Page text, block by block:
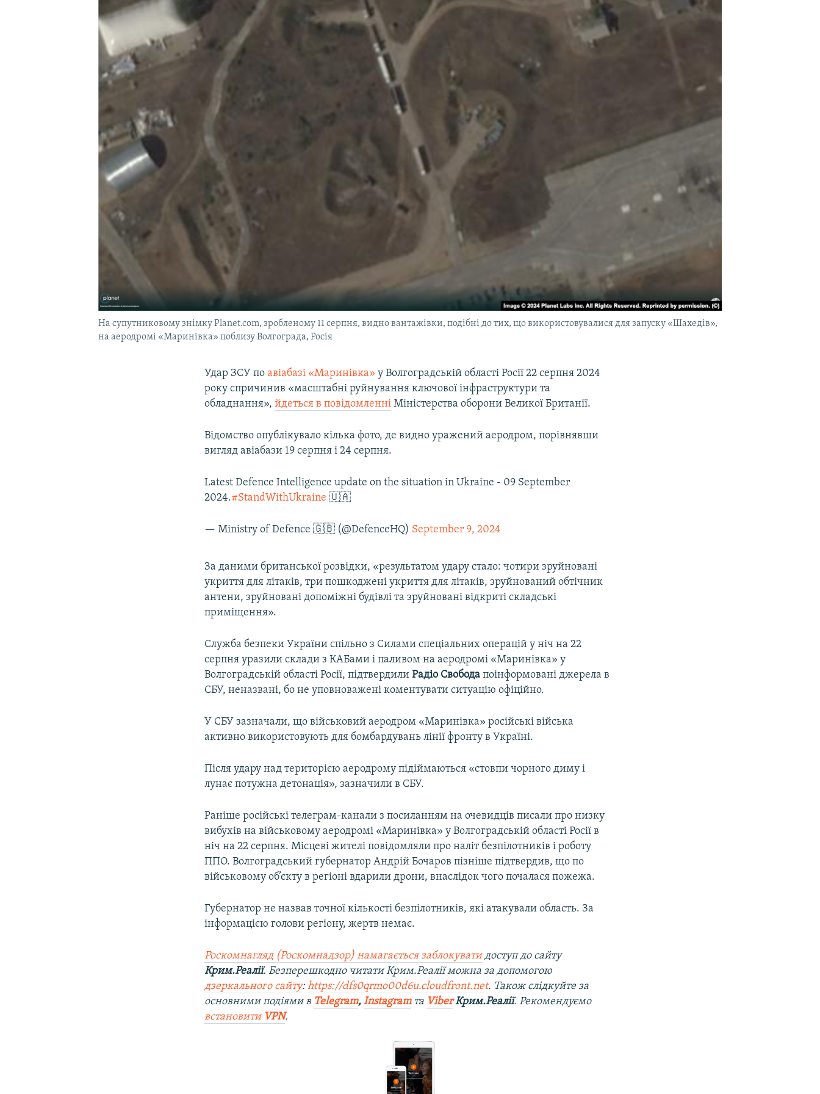
УКРАЇНСЬКА ПРОБЛЕМА КРИМУ
На супутниковому знімку Planet.com, зробленому 11 серпня, видно вантажівки, подібні до тих, що використовувалися для запуску «Шахедів»,
на аеродромі «Маринівка» поблизу Волгограда, Росія
Удар ЗСУ поавіабазі «Маринівка» у Волгоградській області Росії 22 серпня 2024
року спричинив «масштабні руйнування ключової інфраструктури та
обладнання»,йдеться в повідомленні Міністерства оборони Великої Британії.
Відомство опублікувало кілька фото, де видно уражений аеродром, порівнявши
вигляд авіабази 19 серпня і 24 серпня.
Latest Defence Intelligence update on the situation in Ukraine - 09 September
2024.#StandWithUkraine 🇺🇦
— Ministry of Defence 🇬🇧 (@DefenceHQ) September 9, 2024
За даними британської розвідки, «результатом удару стало: чотири зруйновані
укриття для літаків, три пошкоджені укриття для літаків, зруйнований обтічник
антени, зруйновані допоміжні будівлі та зруйновані відкриті складські
приміщення».
Служба безпеки України спільно з Силами спеціальних операцій у ніч на 22
серпня уразили склади з КАБами і паливом на аеродромі «Маринівка» у
Волгоградській області Росії, підтвердилиРадіо Свободапоінформовані джерела в
СБУ, неназвані, бо не уповноважені коментувати ситуацію офіційно.
У СБУ зазначали, що військовий аеродром «Маринівка» російські війська
активно використовують для бомбардувань лінії фронту в Україні.
Після удару над територією аеродрому підіймаються «стовпи чорного диму і
лунає потужна детонація», зазначили в СБУ.
Раніше російські телеграм-канали з посиланням на очевидців писали про низку
вибухів на військовому аеродромі «Маринівка» у Волгоградській області Росії в
ніч на 22 серпня. Місцеві жителі повідомляли про наліт безпілотників і роботу
ППО. Волгоградський губернатор Андрій Бочаров пізніше підтвердив, що по
військовому об’єкту в регіоні вдарили дрони, внаслідок чого почалася пожежа.
Губернатор не назвав точної кількості безпілотників, які атакували область. За
інформацією голови регіону, жертв немає.
Роскомнагляд (Роскомнадзор) намагається заблокуватидоступ до сайту
Крим.Реалії. Безперешкодно читати Крим.Реалії можна за допомогою
дзеркального сайту:https://dfs0qrmo00d6u.cloudfront.net. Також слідкуйте за
основними подіями в Telegram,Instagramта ViberКрим.Реалії. Рекомендуємо
встановити VPN.